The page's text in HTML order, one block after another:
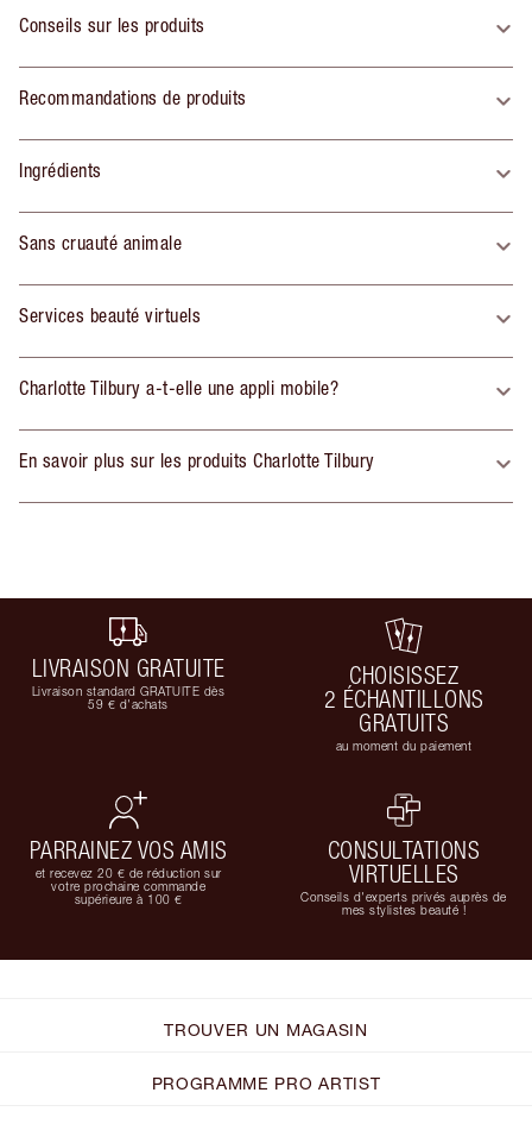
Conseils sur les produits
Recommandations de produits
Ingrédients
Sans cruauté animale
Services beauté virtuels
Charlotte Tilbury a-t-elle une appli mobile?
En savoir plus sur les produits Charlotte Tilbury
LIVRAISON GRATUITE
Livraison standard GRATUITE dès
59 € d'achats
CHOISISSEZ
2 ÉCHANTILLONS
GRATUITS
au moment du paiement
PARRAINEZ VOS AMIS
et recevez 20 € de réduction sur
votre prochaine commande
supérieure à 100 €
CONSULTATIONS
VIRTUELLES
Conseils d'experts privés auprès de
mes stylistes beauté !
TROUVER UN MAGASIN
PROGRAMME PRO ARTIST